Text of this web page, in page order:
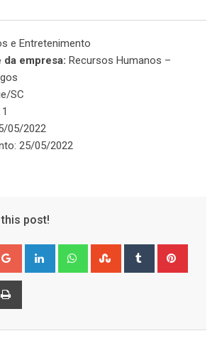
e Entretenimento
da empresa: Recursos Humanos –
SC
05/2022
25/05/2022
post!
Google+ LinkedIn WhatsappStumbleUpon
Tumblr